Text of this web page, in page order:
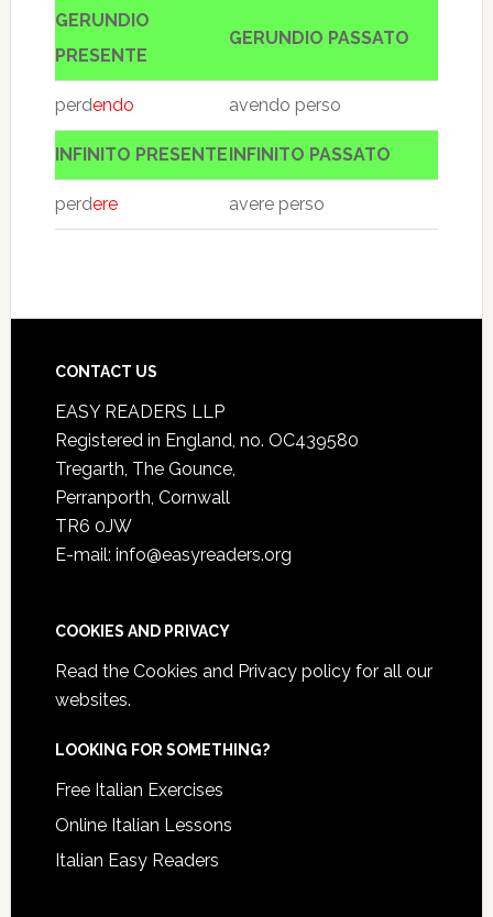
GERUNDIO
PRESENTE
GERUNDIO PASSATO
perdendo avendo perso
INFINITO PRESENTEINFINITO PASSATO
perdere avere perso
CONTACT US
EASY READERS LLP
Registered in England, no. OC439580
Tregarth, The Gounce,
Perranporth, Cornwall
TR6 0JW
E-mail: info@easyreaders.org
COOKIES AND PRIVACY
Read the Cookies and Privacy policyfor all our
websites.
LOOKING FOR SOMETHING?
Free Italian Exercises
Online Italian Lessons
Italian Easy Readers